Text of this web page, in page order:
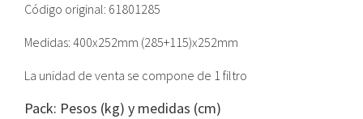
Código original: 61801285
Medidas: 400x252mm (285+115)x252mm
La unidad de venta se compone de 1 filtro
Pack: Pesos (kg) y medidas (cm)